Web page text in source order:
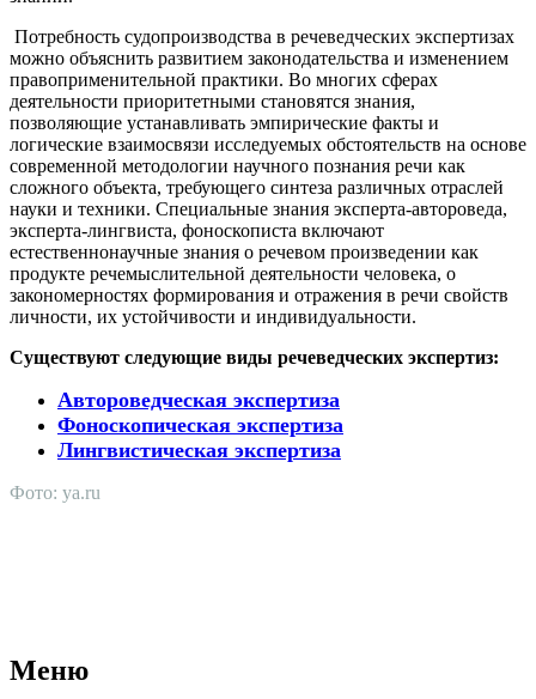
Потребность судопроизводства в речеведческих экспертизах
можно объяснить развитием законодательства и изменением
правоприменительной практики. Во многих сферах
деятельности приоритетными становятся знания,
позволяющие устанавливать эмпирические факты и
логические взаимосвязи исследуемых обстоятельств на основе
современной методологии научного познания речи как
сложного объекта, требующего синтеза различных отраслей
науки и техники. Специальные знания эксперта-автороведа,
эксперта-лингвиста, фоноскописта включают
естественнонаучные знания о речевом произведении как
продукте речемыслительной деятельности человека, о
закономерностях формирования и отражения в речи свойств
личности, их устойчивости и индивидуальности.
Существуют следующие виды речеведческих экспертиз:
Автороведческая экспертиза
Фоноскопическая экспертиза
Лингвистическая экспертиза
Фото: ya.ru
Меню